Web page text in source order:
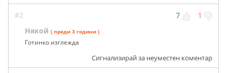
#2 7 1
Някой ( преди 3 години )
Готинко изглежда
Сигнализирай за неуместен коментар